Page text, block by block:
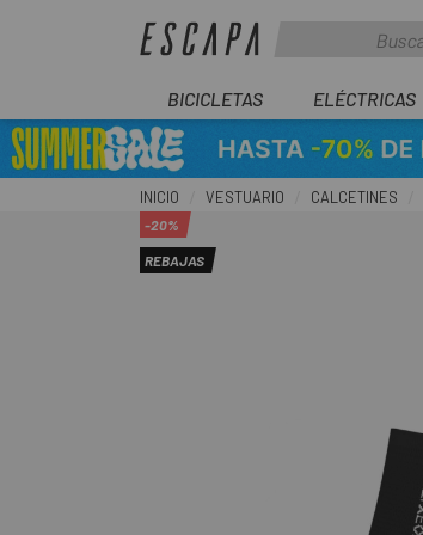
BICICLETAS ELÉCTRICAS
INICIO VESTUARIO CALCETINES
-20%
REBAJAS